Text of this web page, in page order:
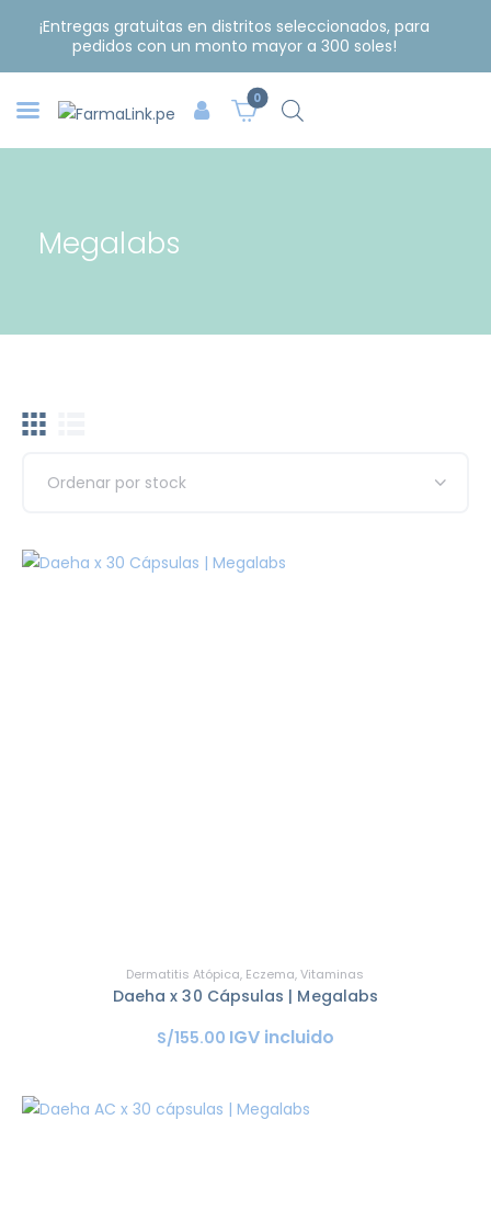
¡Entregas gratuitas en distritos seleccionados, para
pedidos con un monto mayor a 300 soles!
0
Megalabs
Dermatitis Atópica, Eczema,Vitaminas
Daeha x 30 Cápsulas | Megalabs
S/155.00 IGV incluido